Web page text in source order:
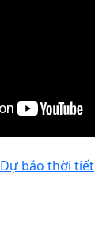
Dự báo thời tiết